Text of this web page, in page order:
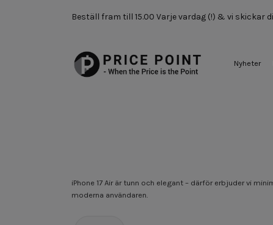
Beställ fram till 15.00 Varje vardag (!) & vi skickar
Nyheter
iPhone 17 Air är tunn och elegant – därför erbjuder vi
moderna användaren.